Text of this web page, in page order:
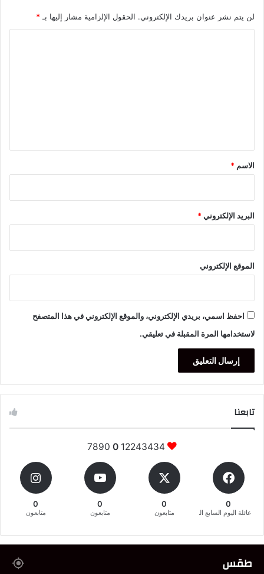
لن يتم نشر عنوان بريدك الإلكتروني. الحقول الإلزامية مشار إليها بـ *
*
الاسم *
البريد الإلكتروني*
الموقع الإلكتروني
احفظ اسمي، بريدي الإلكتروني، والموقع الإلكتروني في هذا المتصفح
لاستخدامها المرة المقبلة في تعليقي.
تابعنا
12243434
0
0
عائلة اليوم السابع المغربية
0
متابعون
0
متابعون
0
متابعون
طقس